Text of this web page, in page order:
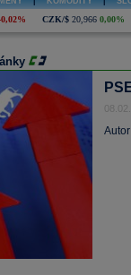
CZK/$ 20,966 0,00%